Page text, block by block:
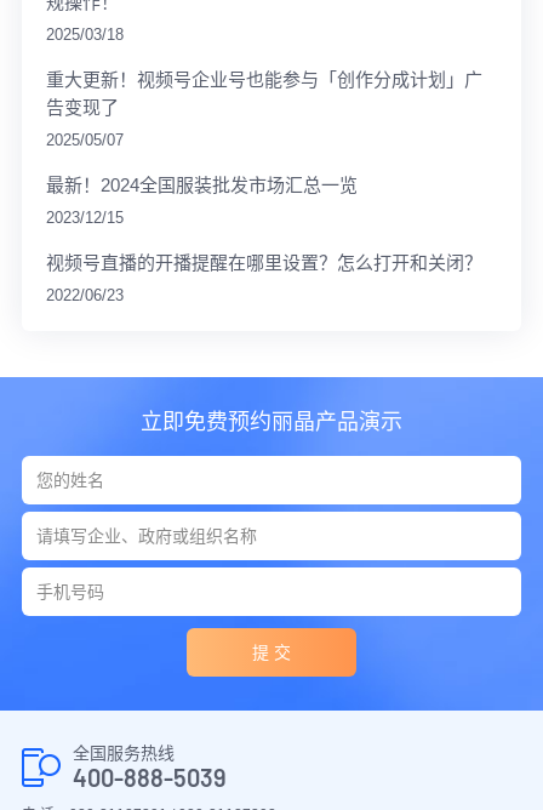
2025/03/18
重大更新！视频号企业号也能参与「创作分成计划」广
告变现了
2025/05/07
最新！2024全国服装批发市场汇总一览
2023/12/15
视频号直播的开播提醒在哪里设置？怎么打开和关闭？
2022/06/23
立即免费预约丽晶产品演示
提 交
全国服务热线
400-888-5039